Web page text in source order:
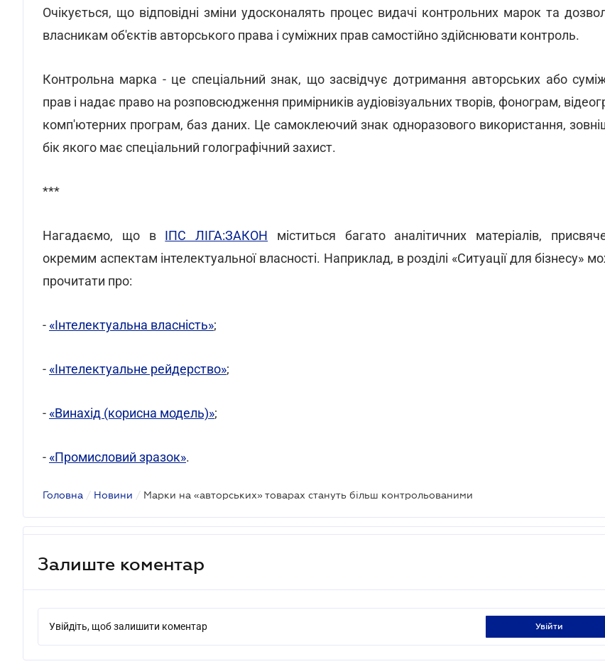
Очікується, що відповідні зміни удосконалять процес видачі контрольних марок та
власникам об'єктів авторського права і суміжних прав самостійно здійснювати контроль.
Контрольна марка - це спеціальний знак, що засвідчує дотримання авторських або
прав і надає право на розповсюдження примірників аудіовізуальних творів, фонограм,
комп'ютерних програм, баз даних. Це самоклеючий знак одноразового використання,
бік якого має спеціальний голографічний захист.
***
Нагадаємо, що в ІПС ЛІГА:ЗАКОН міститься багато аналітичних матеріалів,
окремим аспектам інтелектуальної власності. Наприклад, в розділі «Ситуації для бізнесу»
прочитати про:
- «Інтелектуальна власність»;
- «Інтелектуальне рейдерство»;
- «Винахід (корисна модель)»;
- «Промисловий зразок».
Головна / Новини / Марки на «авторських» товарах стануть більш контрольованими
Залиште коментар
Увійдіть, щоб залишити коментар увійти